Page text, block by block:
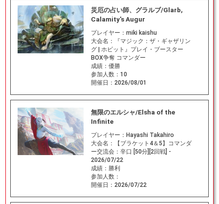
災厄の占い師、グラルブ/Glarb,
Calamity's Augur
プレイヤー： miki kaishu
大会名：
『マジック：ザ・ギャザリン
グ | ホビット』プレイ・ブースター
BOX争奪 コマンダー
成績： 優勝
参加人数： 10
開催日： 2026/08/01
無限のエルシャ/Elsha of the
Infinite
プレイヤー： Hayashi Takahiro
大会名：
【ブラケット4＆5】コマンダ
ー交流会：辛口 [50分][2回戦] -
2026/07/22
成績： 勝利
参加人数：
開催日： 2026/07/22